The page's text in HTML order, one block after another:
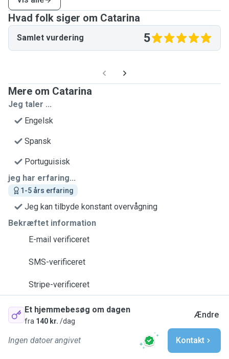
Hvad folk siger om Catarina
Samlet vurdering 5
Mere om Catarina
Jeg taler ...
Engelsk
Spansk
Portuguisisk
jeg har erfaring...
1-5 års erfaring
Jeg kan tilbyde konstant overvågning
Bekræftet information
E-mail verificeret
SMS-verificeret
Stripe-verificeret
Et hjemmebesøg om dagen
fra 140 kr. /dag
Ændre
Ingen datoer angivet Kontakt